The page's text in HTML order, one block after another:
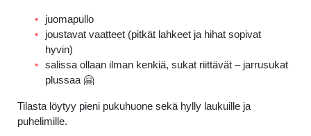
juomapullo
joustavat vaatteet (pitkät lahkeet ja hihat sopivat
hyvin)
salissa ollaan ilman kenkiä, sukat riittävät – jarrusukat
plussaa 🤗
Tilasta löytyy pieni pukuhuone sekä hylly laukuille ja
puhelimille.